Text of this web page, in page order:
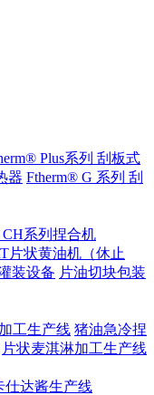
Plus系列 刮板式
器 Ftherm® G 系列 刮
CH系列捏合机
片状黄油机（休止
装设备 片油切块包装
工生产线 猪油急冷捏
片状麦淇淋加工生产线
仕达酱生产线